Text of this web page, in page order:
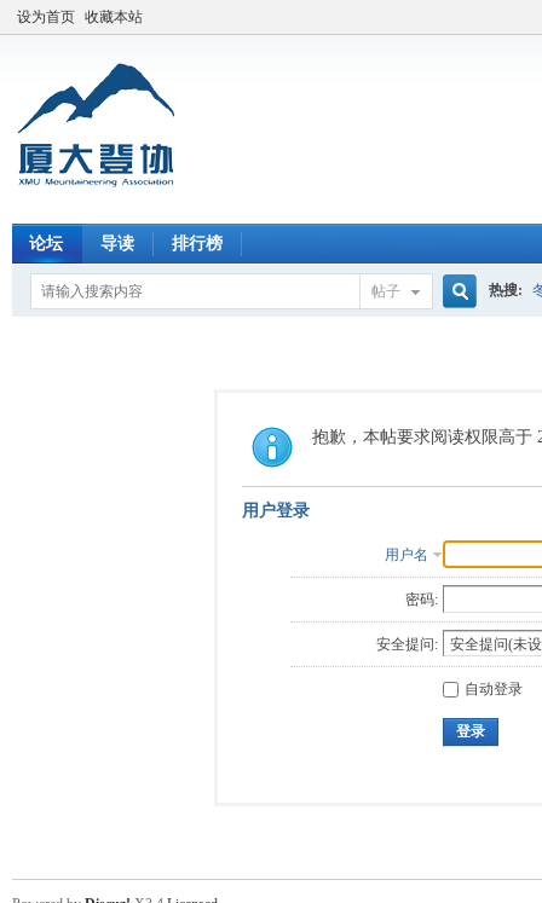
设为首页 收藏本站
论坛 导读 排行榜
帖子
索
热搜:
抱歉，本帖要求阅读权限高于
用户登录
用户名
密码:
安全提问:
自动登录
登录